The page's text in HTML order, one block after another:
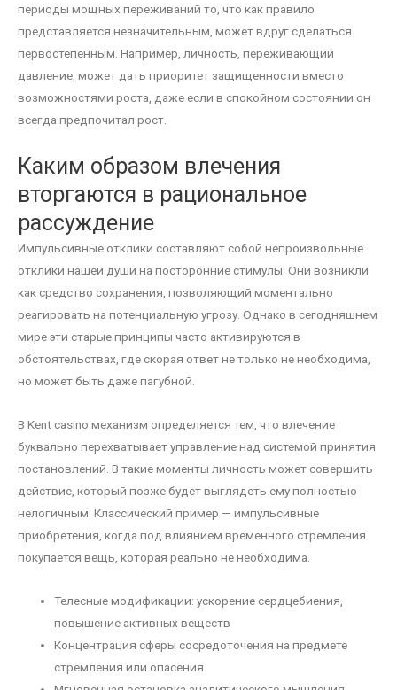
периоды мощных переживаний то, что как правило
представляется незначительным, может вдруг сделаться
первостепенным. Например, личность, переживающий
давление, может дать приоритет защищенности вместо
возможностями роста, даже если в спокойном состоянии он
всегда предпочитал рост.
Каким образом влечения
вторгаются в рациональное
рассуждение
Импульсивные отклики составляют собой непроизвольные
отклики нашей души на посторонние стимулы. Они возникли
как средство сохранения, позволяющий моментально
реагировать на потенциальную угрозу. Однако в сегодняшнем
мире эти старые принципы часто активируются в
обстоятельствах, где скорая ответ не только не необходима,
но может быть даже пагубной.
В Kent casino механизм определяется тем, что влечение
буквально перехватывает управление над системой принятия
постановлений. В такие моменты личность может совершить
действие, который позже будет выглядеть ему полностью
нелогичным. Классический пример — импульсивные
приобретения, когда под влиянием временного стремления
покупается вещь, которая реально не необходима.
Телесные модификации: ускорение сердцебиения,
повышение активных веществ
Концентрация сферы сосредоточения на предмете
стремления или опасения